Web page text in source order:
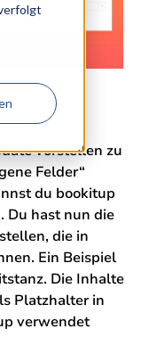
vorstellen zu
Felder“
du bookitup
Du hast nun die
die in
Ein Beispiel
Die Inhalte
Platzhalter in
verwendet